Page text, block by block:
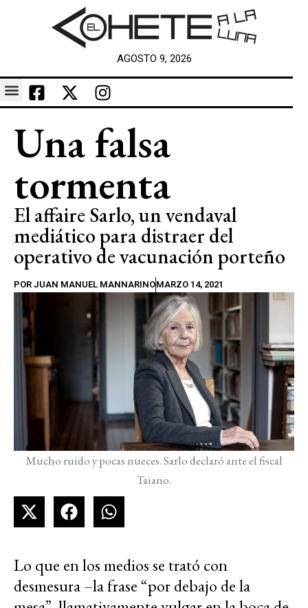
AGOSTO 9, 2026
Una falsa
tormenta
El affaire Sarlo, un vendaval
mediático para distraer del
operativo de vacunación porteño
POR JUAN MANUEL MANNARINOMARZO 14, 2021
Mucho ruido y pocas nueces. Sarlo declaró ante el fiscal
Taiano.
Lo que en los medios se trató con
desmesura –la frase “por debajo de la